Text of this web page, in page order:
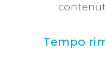
Tempo